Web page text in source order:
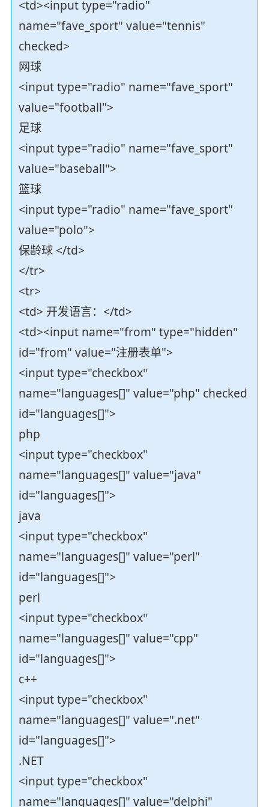
<td><input type="radio"
name="fave_sport" value="tennis"
checked>
网球
<input type="radio" name="fave_sport"
value="football">
足球
<input type="radio" name="fave_sport"
value="baseball">
篮球
<input type="radio" name="fave_sport"
value="polo">
保龄球 </td>
</tr>
<tr>
<td> 开发语言：</td>
<td><input name="from" type="hidden"
id="from" value="注册表单">
<input type="checkbox"
name="languages[]" value="php" checked
id="languages[]">
php
<input type="checkbox"
name="languages[]" value="java"
id="languages[]">
java
<input type="checkbox"
name="languages[]" value="perl"
id="languages[]">
perl
<input type="checkbox"
name="languages[]" value="cpp"
id="languages[]">
c++
<input type="checkbox"
name="languages[]" value=".net"
id="languages[]">
.NET
<input type="checkbox"
name="languages[]" value="delphi"